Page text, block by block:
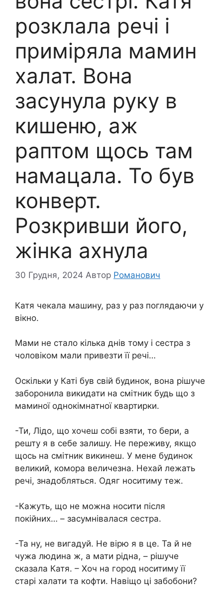
розклала речі і
приміряла мамин
халат. Вона
засунула руку в
кишеню, аж
раптом щось там
намацала. То був
конверт.
Розкривши його,
жінка ахнула
30 Грудня, 2024 Автор Романович
Катя чекала машину, раз у раз поглядаючи у
вікно.
Мами не стало кілька днів тому і сестра з
чоловіком мали привезти її речі…
Оскільки у Каті був свій будинок, вона рішуче
заборонила викидати на смітник будь що з
маминої однокімнатної квартирки.
-Ти, Лідо, що хочеш собі взяти, то бери, а
решту я в себе залишу. Не переживу, якщо
щось на смітник викинеш. У мене будинок
великий, комора величезна. Нехай лежать
речі, знадобляться. Одяг носитиму теж.
-Кажуть, що не можна носити після
покійних… – засумнівалася сестра.
-Та ну, не вигадуй. Не вірю я в це. Та й не
чужа людина ж, а мати рідна, – рішуче
сказала Катя. – Хоч на город носитиму її
старі халати та кофти. Навіщо ці забобони?